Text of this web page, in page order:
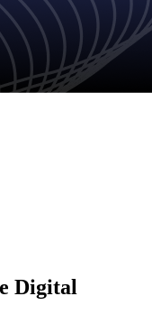
Digital